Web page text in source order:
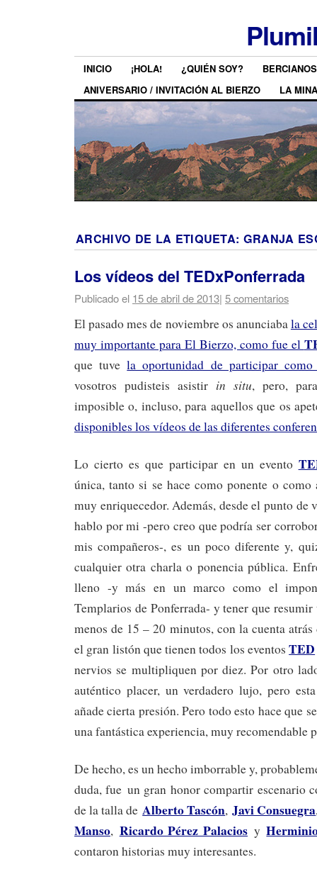
INICIO ¡HOLA! ¿QUIÉN SOY?
ANIVERSARIO / INVITACIÓN AL BIERZO
LA MINA
ARCHIVO DE LA ETIQUETA: GRANJA
Los vídeos del TEDxPonferrada
Publicado el 15 de abril de 2013| 5 comentarios
El pasado mes de noviembre os anunciabala
muy importante para El Bierzo, como fue el
que tuvela oportunidad de participar como
vosotros pudisteis asistir in situ, pero,
imposible o, incluso, para aquellos que os
disponibles los vídeos de las diferentes
Lo cierto es que participar en un evento
única, tanto si se hace como ponente o como
muy enriquecedor. Además, desde el punto de
hablo por mi -pero creo que podría ser
mis compañeros-, es un poco diferente y,
cualquier otra charla o ponencia pública.
lleno -y más en un marco como el
Templarios de Ponferrada- y tener que
menos de 15 – 20 minutos, con la cuenta
el gran listón que tienen todos los eventosTED
nervios se multipliquen por diez. Por otro
auténtico placer, un verdadero lujo, pero
añade cierta presión. Pero todo esto hace que
una fantástica experiencia, muy recomendable
De hecho, es un hecho imborrable y,
duda, fue un gran honor compartir escenario
de la talla deAlberto Tascón,Javi Consuegra
Manso, Ricardo Pérez Palacios y
contaron historias muy interesantes.